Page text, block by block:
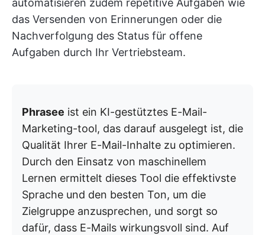
automatisieren zudem repetitive Aufgaben wie
das Versenden von Erinnerungen oder die
Nachverfolgung des Status für offene
Aufgaben durch Ihr Vertriebsteam.
Phrasee ist ein KI-gestütztes E-Mail-
Marketing-tool, das darauf ausgelegt ist, die
Qualität Ihrer E-Mail-Inhalte zu optimieren.
Durch den Einsatz von maschinellem
Lernen ermittelt dieses Tool die effektivste
Sprache und den besten Ton, um die
Zielgruppe anzusprechen, und sorgt so
dafür, dass E-Mails wirkungsvoll sind. Auf